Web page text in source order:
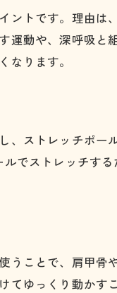
防
魅力
ントです。理由は
動や、深呼吸と
ります。
、ストレッチポー
でストレッチす
うことで、肩甲骨
てゆっくり動かす